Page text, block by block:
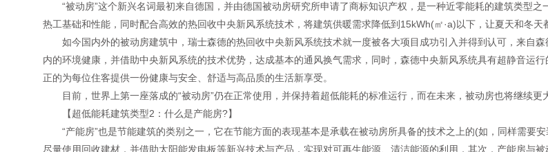
“被动房”这个新兴名词最初来自德国，并由德国被动房研究所申请了商标知识产权，是一种近零能耗的建筑类型
热工基础和性能，同时配合高效的热回收中央新风系统技术，将建筑供暖需求降低到15kWh(㎡·a)以下，让夏天和冬天
如今国内外的被动房建筑中，瑞士森德的热回收中央新风系统技术就一度被各大项目成功引入并得到认可，来自
内的环境健康，并借助中央新风系统的技术优势，达成基本的通风换气需求，同时，森德中央新风系统具有超静音运
正的为每位住客提供一份健康与安全、舒适与高品质的生活新享受。
目前，世界上第一座落成的“被动房”仍在正常使用，并保持着超低能耗的标准运行，而在未来，被动房也将继续更
【超低能耗建筑类型2：什么是产能房?】
“产能房”也是节能建筑的类别之一，它在节能方面的表现基本是承载在被动房所具备的技术之上的(如，同样需要
尽量使用回收建材，并借助太阳能发电板等新兴技术与产品，实现对可再生能源、清洁能源的利用，其次，产能房与